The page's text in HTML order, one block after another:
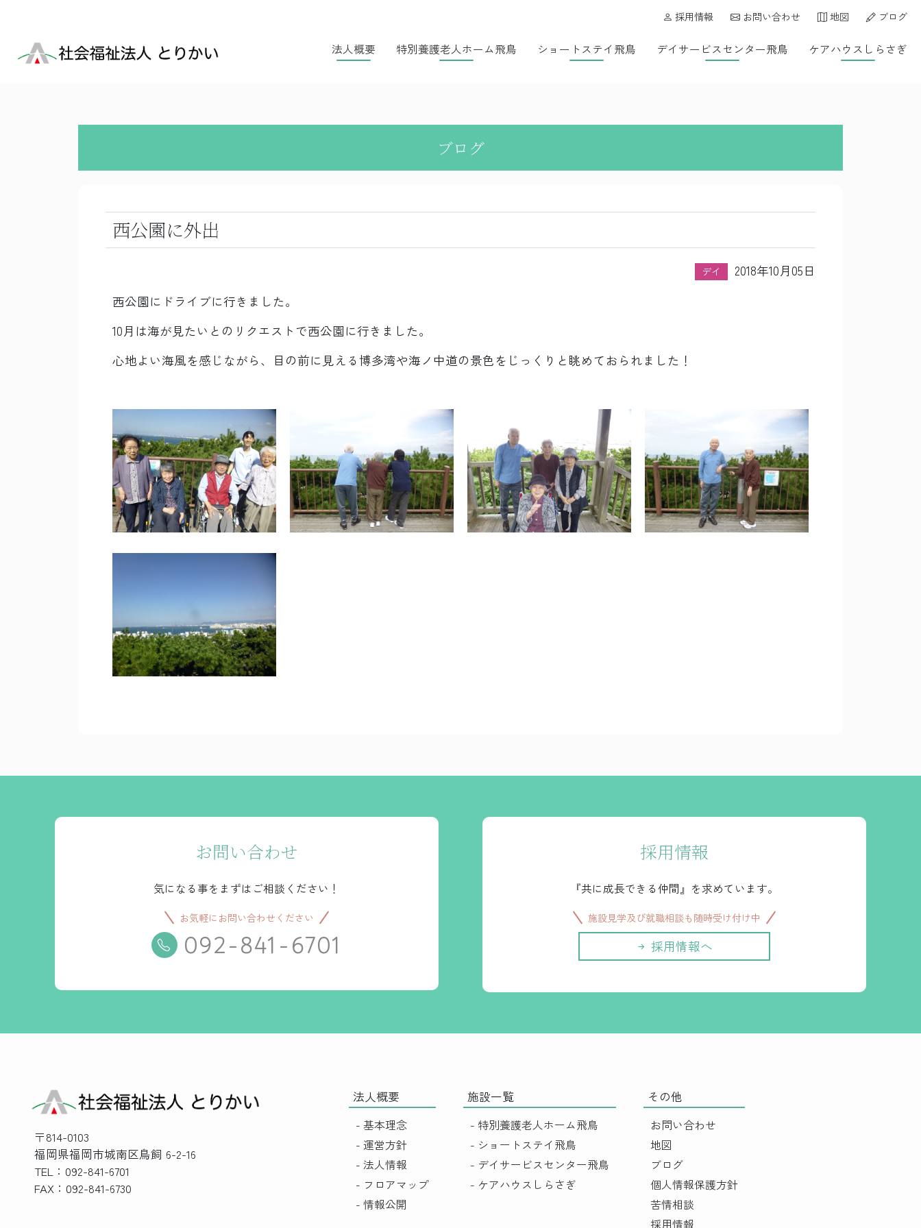
採用情報 お問い合わせ 地図 ブログ
法人概要 特別養護老人ホーム飛鳥 ショートステイ飛鳥 デイサービスセンター飛鳥 ケアハウスしらさぎ
ブログ
西公園に外出
デイ
2018年10月05日
西公園にドライブに行きました。
10月は海が見たいとのリクエストで西公園に行きました。
心地よい海風を感じながら、目の前に見える博多湾や海ノ中道の景色をじっくりと眺めておられました！
お問い合わせ
気になる事をまずはご相談ください！
お気軽にお問い合わせください
092-841-6701
採用情報
『共に成長できる仲間』を求めています。
施設見学及び就職相談も随時受け付け中
採用情報へ
〒814-0103
福岡県福岡市城南区鳥飼 6-2-16
TEL：092-841-6701
FAX：092-841-6730
法人概要
- 基本理念
- 運営方針
- 法人情報
- フロアマップ
- 情報公開
施設一覧
- 特別養護老人ホーム飛鳥
- ショートステイ飛鳥
- デイサービスセンター飛鳥
- ケアハウスしらさぎ
その他
お問い合わせ
地図
ブログ
個人情報保護方針
苦情相談
採用情報